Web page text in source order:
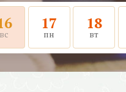
вс
17
пн
18
вт